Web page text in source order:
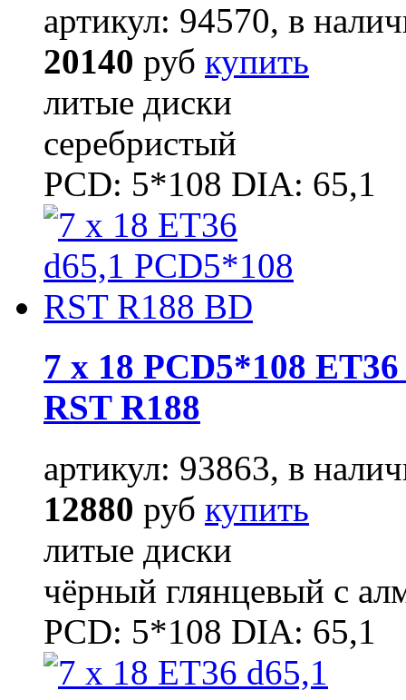
артикул: 94570, в
20140 руб купить
литые диски
серебристый
PCD: 5*108 DIA: 65,1
7 x 18 PCD5*108
RST R188
артикул: 93863, в
12880 руб купить
литые диски
чёрный глянцевый с
PCD: 5*108 DIA: 65,1